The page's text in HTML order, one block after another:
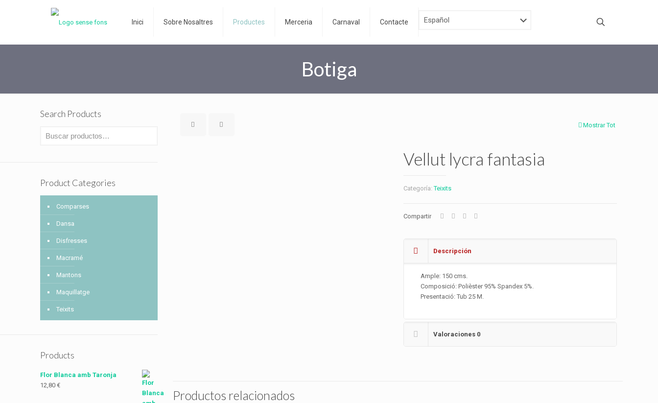
Inici Sobre Nosaltres Productes Merceria Carnaval Contacte
Botiga
Mostrar Tot
Vellut lycra fantasia
Categoría:Teixits
Compartir
Descripción
Ample: 150 cms.
Composició: Polièster 95% Spandex 5%.
Presentació: Tub 25 M.
Valoraciones 0
Productos relacionados
Search Products
Product Categories
Comparses
Dansa
Disfresses
Macramé
Mantons
Maquillatge
Teixits
Products
Flor Blanca amb Taronja
12,80 €